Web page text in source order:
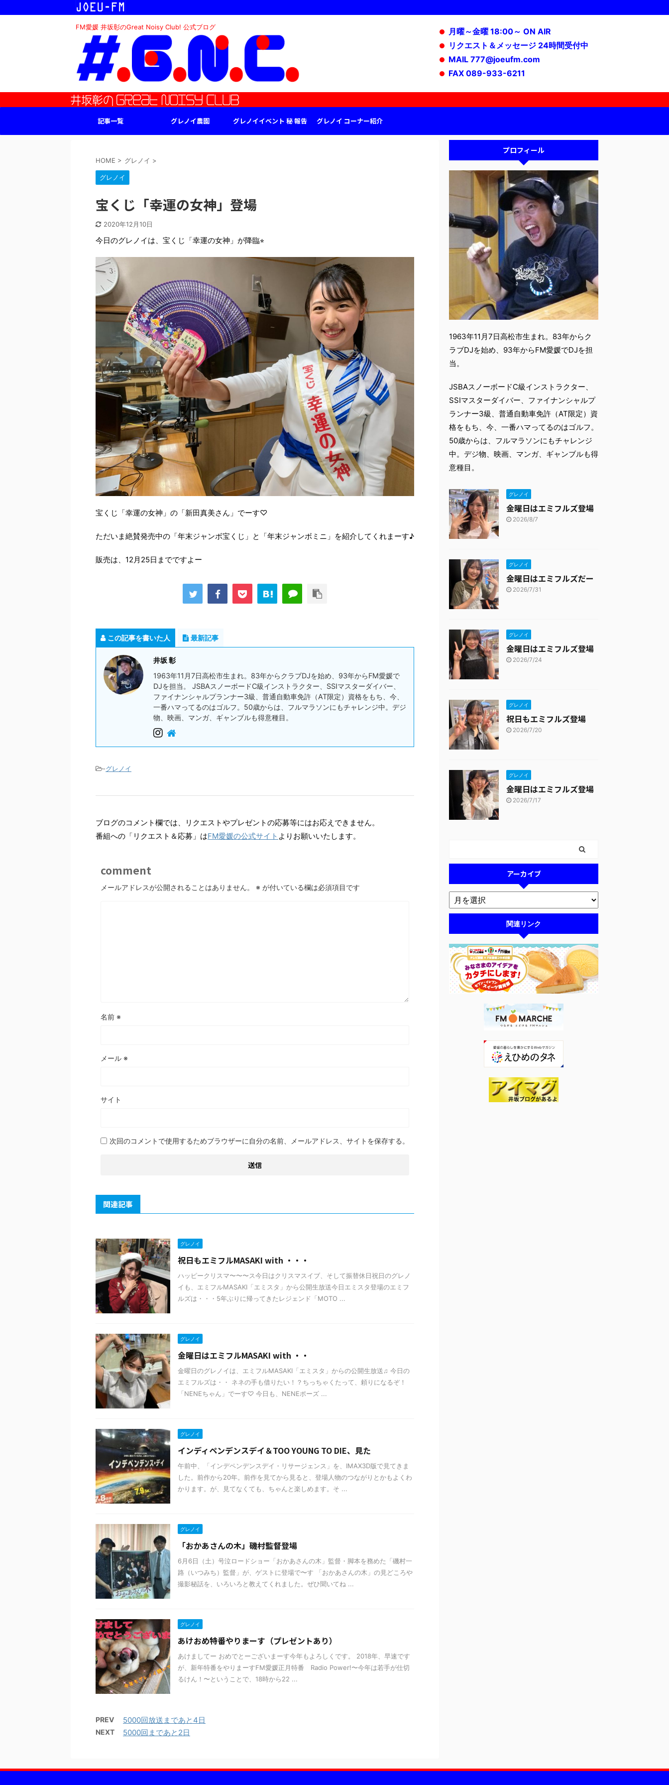
FM愛媛 井坂彰のGreat Noisy Club! 公式ブログ
月曜～金曜 18:00～ ON AIR
リクエスト＆メッセージ 24時間受付中
MAIL 777@joeufm.com
FAX 089-933-6211
記事一覧 グレノイ農園 グレノイイベント 秘 報告 グレノイ コーナー紹介
HOME > グレノイ >
グレノイ
宝くじ「幸運の女神」登場
2020年12月10日
今日のグレノイは、宝くじ「幸運の女神」が降臨⭐︎
宝くじ「幸運の女神」の「新田真美さん」でーす♡
ただいま絶賛発売中の「年末ジャンボ宝くじ」と「年末ジャンボミニ」を紹介してくれまーす♪
販売は、12月25日までですよー
この記事を書いた人 最新記事
井坂 彰
1963年11月7日高松市生まれ。83年からクラブDJを始め、93年からFM愛媛で
DJを担当。 JSBAスノーボードC級インストラクター、SSIマスターダイバー、
ファイナンシャルプランナー3級、普通自動車免許（AT限定）資格をもち、今、
一番ハマってるのはゴルフ。50歳からは、フルマラソンにもチャレンジ中。デジ
物、映画、マンガ、ギャンブルも得意種目。
-グレノイ
ブログのコメント欄では、リクエストやプレゼントの応募等にはお応えできません。
番組への「リクエスト＆応募」はFM愛媛の公式サイト よりお願いいたします。
comment
メールアドレスが公開されることはありません。 ※ が付いている欄は必須項目です
名前 ※
メール ※
サイト
次回のコメントで使用するためブラウザーに自分の名前、メールアドレス、サイトを保存する。
関連記事
グレノイ
祝日もエミフルMASAKI with ・・・
ハッピークリスマ〜〜〜ス今日はクリスマスイブ、そして振替休日祝日のグレノ
イも、エミフルMASAKI「エミスタ」から公開生放送今日エミスタ登場のエミフ
ルズは・・・5年ぶりに帰ってきたレジェンド「MOTO ...
グレノイ
金曜日はエミフルMASAKI with ・・
金曜日のグレノイは、エミフルMASAKI「エミスタ」からの公開生放送♫ 今日の
エミフルズは・・ ネネの手も借りたい！？ちっちゃくたって、頼りになるぞ！
「NENEちゃん」でーす♡ 今日も、NENEポーズ ...
グレノイ
インディペンデンスデイ＆TOO YOUNG TO DIE、見た
午前中、「インデペンデンスデイ・リサージェンス」を、IMAX3D版で見てきま
した。前作から20年。前作を見てから見ると、登場人物のつながりとかもよくわ
かります。が、見てなくても、ちゃんと楽しめます。そ ...
グレノイ
「おかあさんの木」磯村監督登場
6月6日（土）号泣ロードショー「おかあさんの木」監督・脚本を務めた「磯村一
路（いつみち）監督」が、ゲストに登場で〜す 「おかあさんの木」の見どころや
撮影秘話を、いろいろと教えてくれました。ぜひ聞いてね ...
グレノイ
あけおめ特番やりまーす（プレゼントあり）
あけましてー おめでとーございまーす今年もよろしくです。 2018年、早速です
が、新年特番をやりまーすFM愛媛正月特番 Radio Power!〜今年は若手が仕切
るけん！〜ということで、18時から22 ...
PREV 5000回放送まであと4日
NEXT 5000回まであと2日
プロフィール
1963年11月7日高松市生まれ。83年からク
ラブDJを始め、93年からFM愛媛でDJを担
当。
JSBAスノーボードC級インストラクター、
SSIマスターダイバー、ファイナンシャルプ
ランナー3級、普通自動車免許（AT限定）資
格をもち、今、一番ハマってるのはゴルフ。
50歳からは、フルマラソンにもチャレンジ
中。デジ物、映画、マンガ、ギャンブルも得
意種目。
グレノイ
金曜日はエミフルズ登場
2026/8/7
グレノイ
金曜日はエミフルズだー
2026/7/31
グレノイ
金曜日はエミフルズ登場
2026/7/24
グレノイ
祝日もエミフルズ登場
2026/7/20
グレノイ
金曜日はエミフルズ登場
2026/7/17
アーカイブ
関連リンク